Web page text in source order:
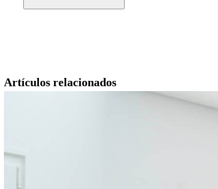
Artículos relacionados